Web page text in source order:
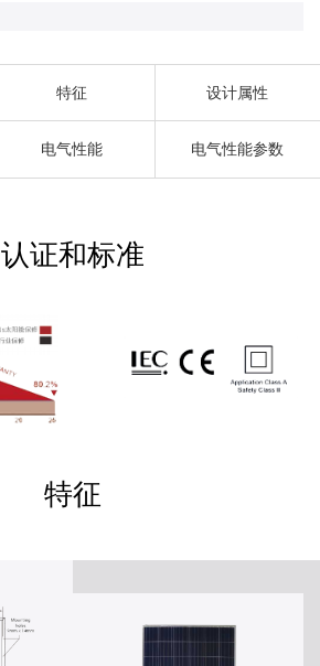
特征 设计属性
电气性能 电气性能参数
认证和标准
特征